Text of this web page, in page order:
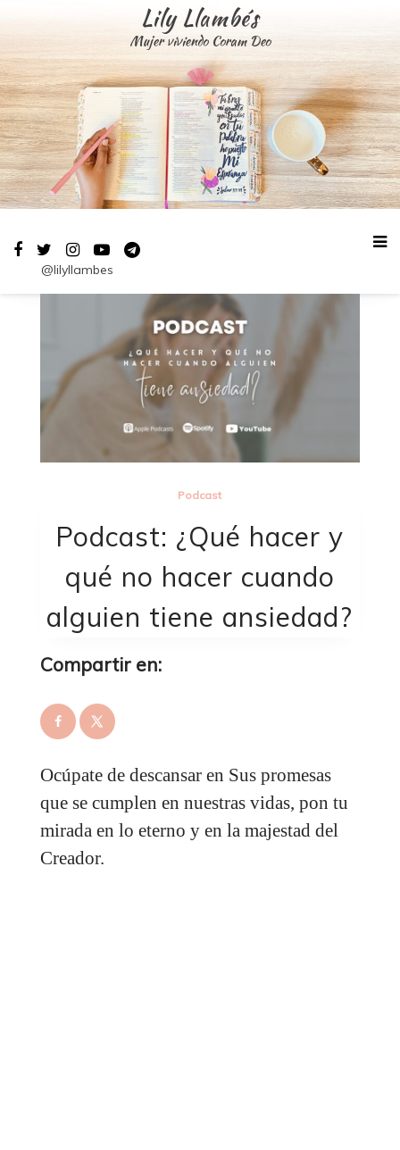
Lily Llambés
Mujer viviendo Coram Deo
@lilyllambes
Podcast
Podcast: ¿Qué hacer y
qué no hacer cuando
alguien tiene ansiedad?
Compartir en:
Ocúpate de descansar en Sus promesas
que se cumplen en nuestras vidas, pon tu
mirada en lo eterno y en la majestad del
Creador.